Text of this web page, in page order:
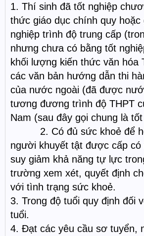
1. Thí sinh đã tốt nghiệp
thức giáo dục chính quy
nghiệp trình độ trung cấp
nhưng chưa có bằng tốt
khối lượng kiến thức văn hóa
các văn bản hướng dẫn thi
của nước ngoài (đã được
tương đương trình độ THPT
Nam (sau đây gọi chung là
2. Có đủ sức khoẻ để
người khuyết tật được cấp
suy giảm khả năng tự lực
trường xem xét, quyết định
với tình trạng sức khoẻ.
3. Trong độ tuổi quy định đối
tuổi.
4. Đạt các yêu cầu sơ tuyển,